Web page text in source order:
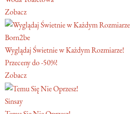
Zobacz
Born2be
Wyglądaj Świetnie w Każdym Rozmiarze!
Przeceny do -50%!
Zobacz
Sinsay